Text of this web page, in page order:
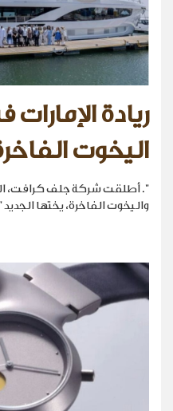
ريادة
اليخوت
". أطلقت شركة جلف كرافت،
واليخوت الفاخرة، يختها الجديد